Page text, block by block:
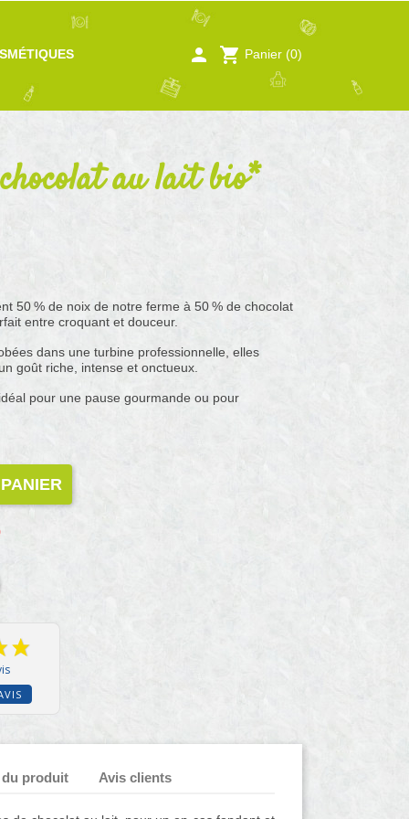
shopping_cart Panier (0)
person
au lait bio*
50 % de noix de notre ferme à 50 % de chocolat
entre croquant et douceur.
dans une turbine professionnelle, elles
goût riche, intense et onctueux.
pour une pause gourmande ou pour
du produit Avis clients